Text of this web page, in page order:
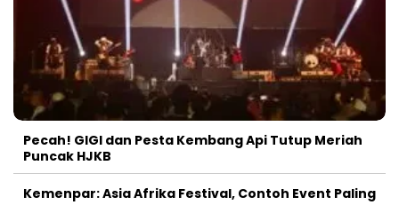
Pecah! GIGI dan Pesta Kembang Api Tutup Meriah
Puncak HJKB
Kemenpar: Asia Afrika Festival, Contoh Event Paling